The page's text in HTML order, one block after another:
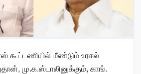
கூட்டணியில் மீண்டும் உரசல்
மு.க.ஸ்டாலினுக்கும், காங்.